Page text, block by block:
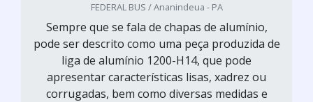
FEDERAL BUS / Ananindeua - PA
Sempre que se fala de chapas de alumínio,
pode ser descrito como uma peça produzida de
liga de alumínio 1200-H14, que pode
apresentar características lisas, xadrez ou
corrugadas, bem como diversas medidas e